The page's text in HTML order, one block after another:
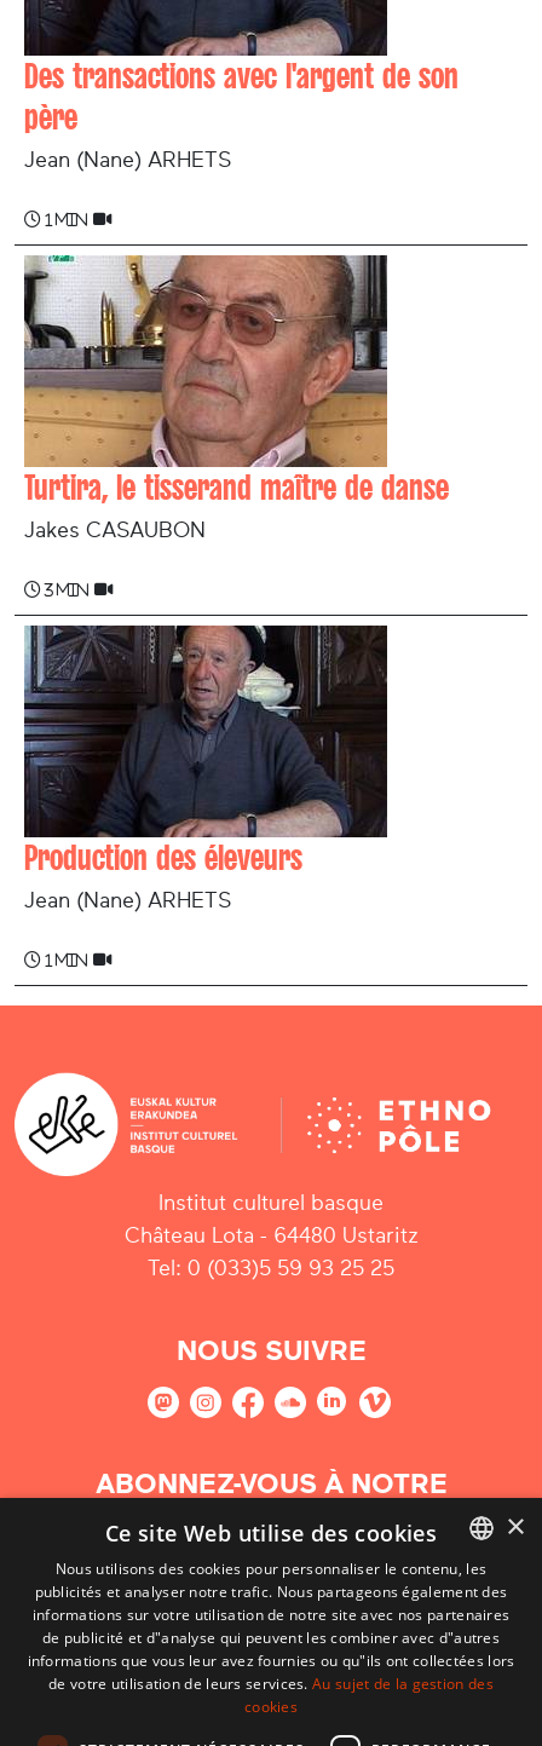
Des transactions avec l'argent de son
père
Jean (Nane) ARHETS
1 min
Turtira, le tisserand maître de danse
Jakes CASAUBON
3 min
Production des éleveurs
Jean (Nane) ARHETS
1 min
Institut culturel basque
Château Lota - 64480 Ustaritz
Tel: 0 (033)5 59 93 25 25
NOUS SUIVRE
ABONNEZ-VOUS À NOTRE
NEWSLETTER
S'abonner
BASQUE
FRENCH
×
Ce site Web utilise des cookies
Nous utilisons des cookies pour personnaliser le contenu, les
publicités et analyser notre trafic. Nous partageons également des
informations sur votre utilisation de notre site avec nos partenaires
de publicité et d"analyse qui peuvent les combiner avec d"autres
informations que vous leur avez fournies ou qu"ils ont collectées lors
de votre utilisation de leurs services.Au sujet de la gestion des
cookies